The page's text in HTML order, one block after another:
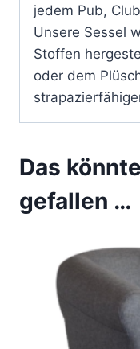
jedem Pub,
Unsere Sessel
Stoffen
oder dem
Das
gefallen …